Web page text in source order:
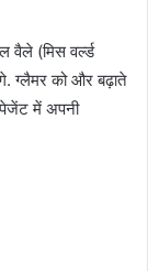
वैले (मिस वर्ल्ड
ग्लैमर को और बढ़ाते
में अपनी